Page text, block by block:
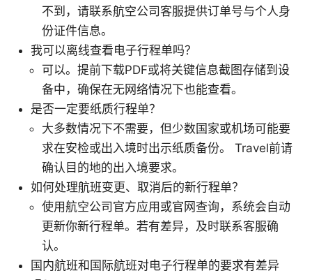
不到，请联系航空公司客服提供订单号与个人身
份证件信息。
我可以离线查看电子行程单吗？
可以。提前下载PDF或将关键信息截图存储到设
备中，确保在无网络情况下也能查看。
是否一定要纸质行程单？
大多数情况下不需要，但少数国家或机场可能要
求在安检或出入境时出示纸质备份。 Travel前请
确认目的地的出入境要求。
如何处理航班变更、取消后的新行程单？
使用航空公司官方应用或官网查询，系统会自动
更新你新行程单。若有差异，及时联系客服确
认。
国内航班和国际航班对电子行程单的要求有差异